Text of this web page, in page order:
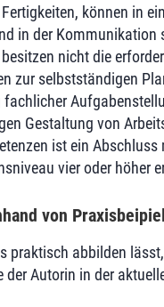
können in
in der Kommunikation
nicht die
zur selbstständigen
fachlicher
Gestaltung von
ist ein Abschluss
vier oder höher
von
praktisch abbilden
der Autorin in der